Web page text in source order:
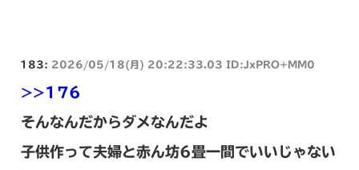
183: 2026/05/18(月) 20:22:33.03 ID:JxPRO+MM0
>>176
そんなんだからダメなんだよ
子供作って夫婦と赤ん坊6畳一間でいいじゃない